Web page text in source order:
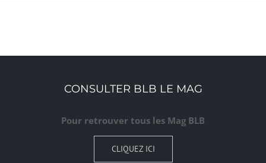
CONSULTER BLB LE MAG
Pour retrouver tous les Mag BLB
CLIQUEZ ICI